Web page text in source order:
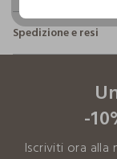
Sicurezza
Il 100% dei nostri
fisici, per
restrittivi rispetto
internazionale.
Clicca qui per
Spedizione e resi
-
Iscriviti ora